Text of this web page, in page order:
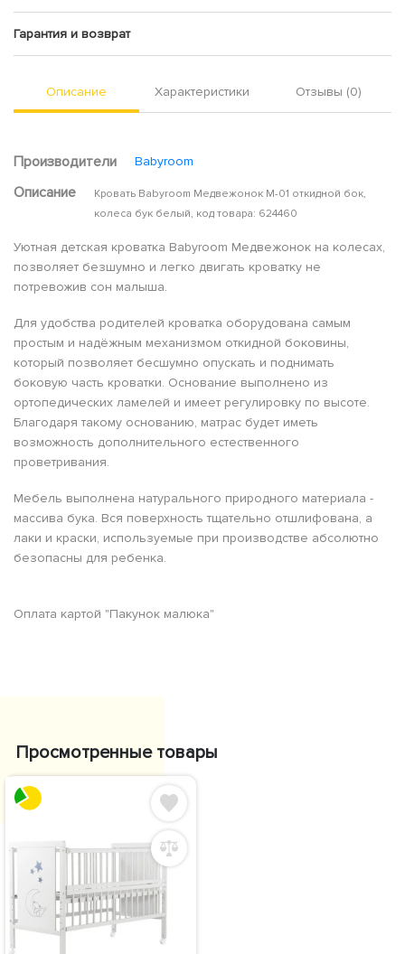
Гарантия и возврат
Описание Характеристики Отзывы (0)
Производители Babyroom
Описание
Кровать Babyroom Медвежонок M-01 откидной бок,
колеса бук белый, код товара: 624460
Уютная детская кроватка Babyroom Медвежонок на колесах,
позволяет безшумно и легко двигать кроватку не
потревожив сон малыша.
Для удобства родителей кроватка оборудована самым
простым и надёжным механизмом откидной боковины,
который позволяет бесшумно опускать и поднимать
боковую часть кроватки. Основание выполнено из
ортопедических ламелей и имеет регулировку по высоте.
Благодаря такому основанию, матрас будет иметь
возможность дополнительного естественного
проветривания.
Мебель выполнена натурального природного материала -
массива бука. Вся поверхность тщательно отшлифована, а
лаки и краски, используемые при производстве абсолютно
безопасны для ребенка.
Оплата картой "Пакунок малюка"
Просмотренные товары